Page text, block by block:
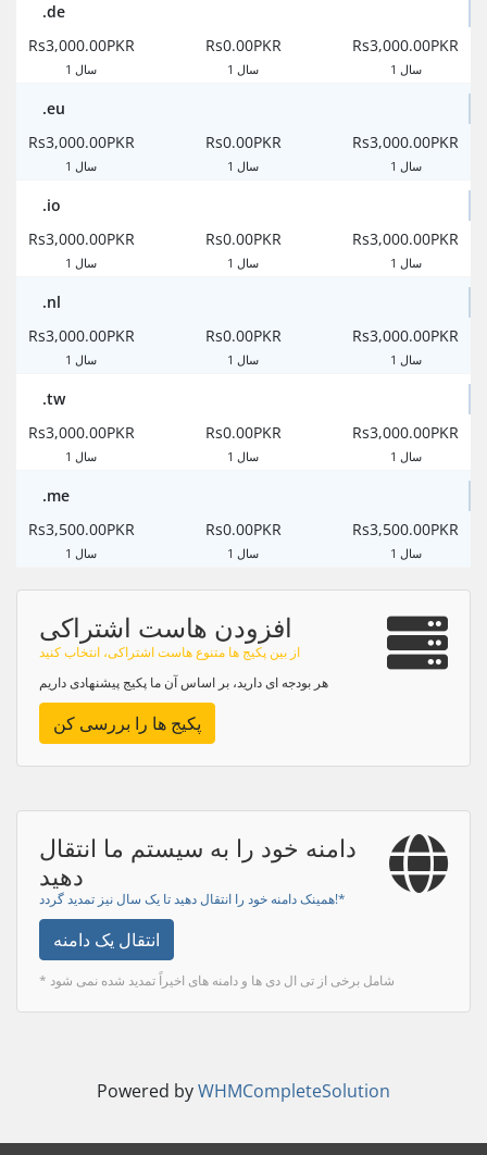
.de
Rs3,000.00PKR
1 سال
Rs0.00PKR
1 سال
Rs3,000.00PKR
1 سال
.eu
Rs3,000.00PKR
1 سال
Rs0.00PKR
1 سال
Rs3,000.00PKR
1 سال
.io
Rs3,000.00PKR
1 سال
Rs0.00PKR
1 سال
Rs3,000.00PKR
1 سال
.nl
Rs3,000.00PKR
1 سال
Rs0.00PKR
1 سال
Rs3,000.00PKR
1 سال
.tw
Rs3,000.00PKR
1 سال
Rs0.00PKR
1 سال
Rs3,000.00PKR
1 سال
.me
Rs3,500.00PKR
1 سال
Rs0.00PKR
1 سال
Rs3,500.00PKR
1 سال
افزودن هاست اشتراکی
از بین پکیج ها متنوع هاست اشتراکی، انتخاب کنید
هر بودجه ای دارید، بر اساس آن ما پکیج پیشنهادی داریم
پکیج ها را بررسی کن
دامنه خود را به سیستم ما انتقال
دهید
همینک دامنه خود را انتقال دهید تا یک سال نیز تمدید گردد!*
انتقال یک دامنه
* شامل برخی از تی ال دی ها و دامنه های اخیراً تمدید شده نمی شود
Powered byWHMCompleteSolution